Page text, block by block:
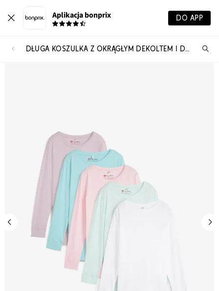
Aplikacja bonprix DO APP
DŁUGA KOSZULKA Z OKRĄGŁYM DEKOLTEM I DŁUGIM RĘKAWEM (ZESTAW 5 SZT.)